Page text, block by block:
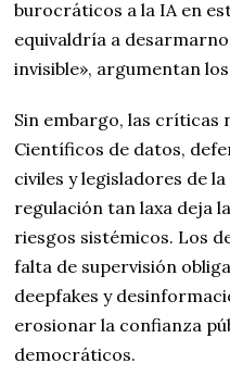
burocráticos a la IA en
equivaldría a
invisible», argumentan
Sin embargo, las críticas
Científicos de datos,
civiles y legisladores de
regulación tan laxa deja
riesgos sistémicos. Los
falta de supervisión
deepfakes y
erosionar la confianza
democráticos.